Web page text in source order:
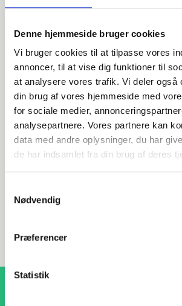
Denne hjemmeside bruger cookies
Vi bruger cookies til at tilpasse vores
annoncer, til at vise dig funktioner til
at analysere vores trafik. Vi deler også
din brug af vores hjemmeside med
for sociale medier,
analysepartnere. Vores partnere kan
data med andre oplysninger, du har
de har indsamlet fra din brug af deres
Nødvendig
Præferencer
Statistik
Wir sind für Sie da!
Bei Fragen zu Produkten,
Anliegen helfen Wir Ihnen gerne weiter.